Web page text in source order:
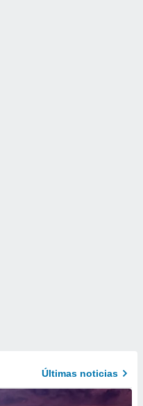
Últimas noticias